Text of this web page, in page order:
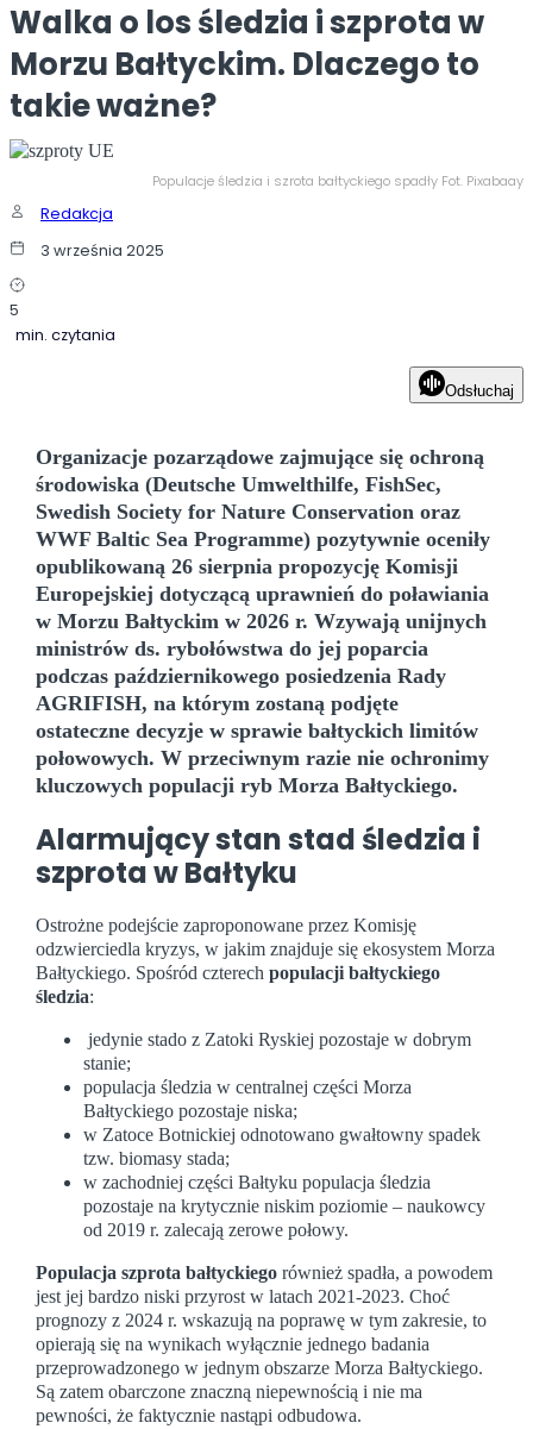
Walka o los śledzia i szprota w
Morzu Bałtyckim. Dlaczego to
takie ważne?
Populacje śledzia i szrota bałtyckiego spadły Fot. Pixabaay
Redakcja
3 września 2025
5
min. czytania
Odsłuchaj
Organizacje pozarządowe zajmujące się ochroną
środowiska (Deutsche Umwelthilfe, FishSec,
Swedish Society for Nature Conservation oraz
WWF Baltic Sea Programme) pozytywnie oceniły
opublikowaną 26 sierpnia propozycję Komisji
Europejskiej dotyczącą uprawnień do poławiania
w Morzu Bałtyckim w 2026 r. Wzywają unijnych
ministrów ds. rybołówstwa do jej poparcia
podczas październikowego posiedzenia Rady
AGRIFISH, na którym zostaną podjęte
ostateczne decyzje w sprawie bałtyckich limitów
połowowych. W przeciwnym razie nie ochronimy
kluczowych populacji ryb Morza Bałtyckiego.
Alarmujący stan stad śledzia i
szprota w Bałtyku
Ostrożne podejście zaproponowane przez Komisję
odzwierciedla kryzys, w jakim znajduje się ekosystem Morza
Bałtyckiego. Spośród czterech populacji bałtyckiego
śledzia:
jedynie stado z Zatoki Ryskiej pozostaje w dobrym
stanie;
populacja śledzia w centralnej części Morza
Bałtyckiego pozostaje niska;
w Zatoce Botnickiej odnotowano gwałtowny spadek
tzw. biomasy stada;
w zachodniej części Bałtyku populacja śledzia
pozostaje na krytycznie niskim poziomie – naukowcy
od 2019 r. zalecają zerowe połowy.
Populacja szprota bałtyckiegorównież spadła, a powodem
jest jej bardzo niski przyrost w latach 2021-2023. Choć
prognozy z 2024 r. wskazują na poprawę w tym zakresie, to
opierają się na wynikach wyłącznie jednego badania
przeprowadzonego w jednym obszarze Morza Bałtyckiego.
Są zatem obarczone znaczną niepewnością i nie ma
pewności, że faktycznie nastąpi odbudowa.